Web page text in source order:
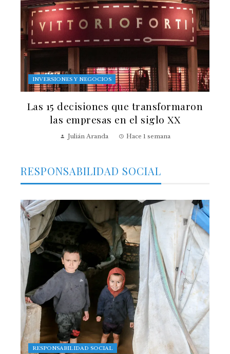
INVERSIONES Y NEGOCIOS
Las 15 decisiones que transformaron
las empresas en el siglo XX
Julián Aranda Hace 1 semana
RESPONSABILIDAD SOCIAL
RESPONSABILIDAD SOCIAL